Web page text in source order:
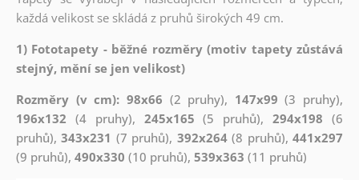
každá velikost se skládá z pruhů širokých 49 cm.
1) Fototapety - běžné rozměry (motiv tapety zůstává
stejný, mění se jen velikost)
Rozměry (v cm): 98x66 (2 pruhy), 147x99 (3 pruhy),
196x132 (4 pruhy), 245x165 (5 pruhů),294x198 (6
pruhů),343x231 (7 pruhů), 392x264(8 pruhů),441x297
(9 pruhů), 490x330 (10 pruhů), 539x363 (11 pruhů)